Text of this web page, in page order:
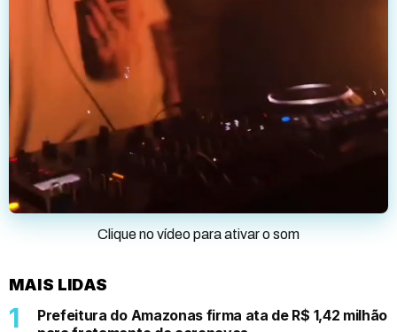
Clique no vídeo para ativar o som
MAIS LIDAS
Prefeitura do Amazonas firma ata de R$ 1,42 milhão